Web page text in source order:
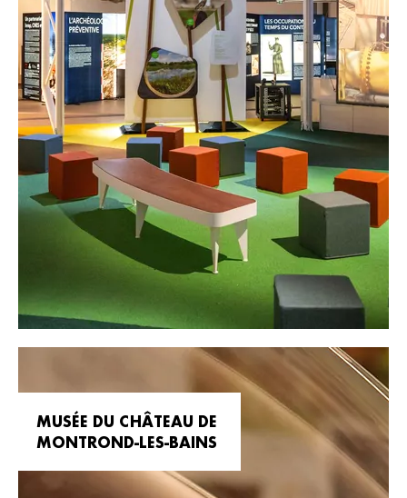
MUSÉE DU CHÂTEAU DE
MONTROND-LES-BAINS